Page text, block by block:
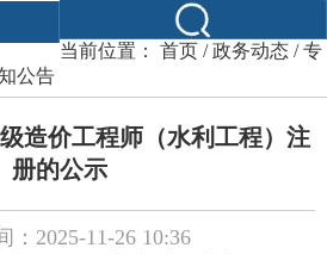
当前位置： 首页 /政务动态 /专
公告
造价工程师（水利工程）注
册的公示
：2025-11-26 10:36